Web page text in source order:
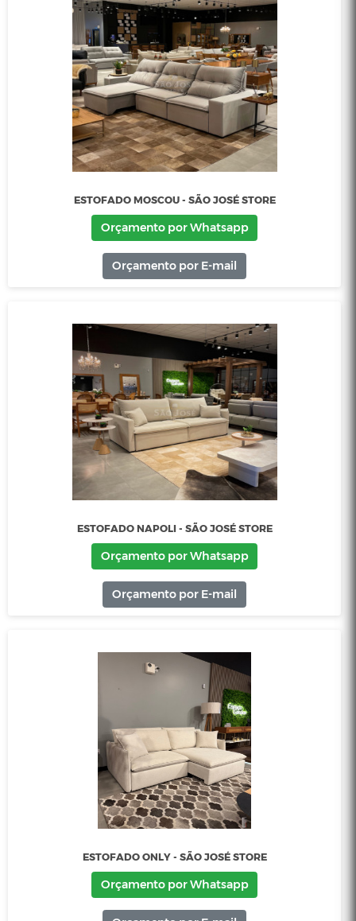
Orçamento por E-mail
ESTOFADO LUX UULTIS 3,12M - ABERTURA ELÉTRICA
Orçamento por Whatsapp
Orçamento por E-mail
ESTOFADO MOON - SÃO JOSÉ STORE
Orçamento por Whatsapp
Orçamento por E-mail